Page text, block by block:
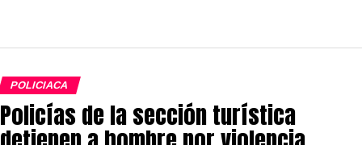
POLICIACA
Policías de la sección turística